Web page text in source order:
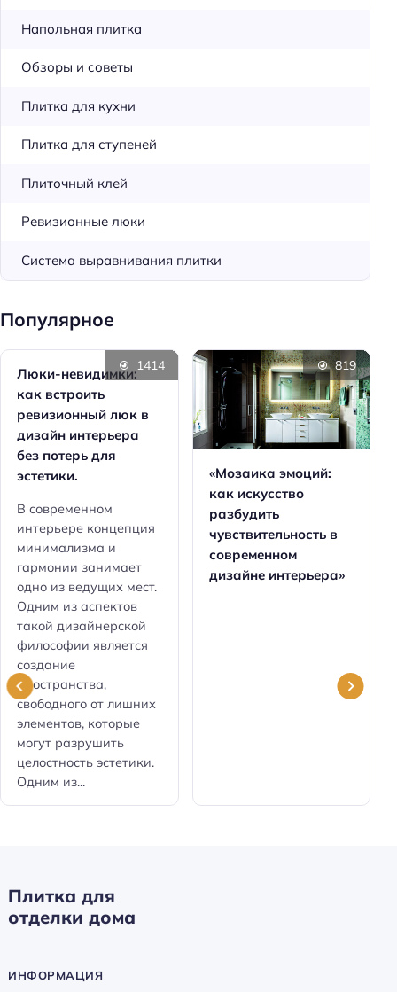
Напольная плитка
Обзоры и советы
Плитка для кухни
Плитка для ступеней
Плиточный клей
Ревизионные люки
Система выравнивания плитки
Популярное
Люки-невидимки:
как встроить
ревизионный люк в
дизайн интерьера
без потерь для
эстетики.
В современном
интерьере концепция
минимализма и
гармонии занимает
одно из ведущих мест.
Одним из аспектов
такой дизайнерской
философии является
создание
пространства,
свободного от лишних
элементов, которые
могут разрушить
целостность эстетики.
Одним из...
1414
«Мозаика эмоций:
как искусство
разбудить
чувствительность в
современном
дизайне интерьера»
819
Плитка для
отделки дома
ИНФОРМАЦИЯ